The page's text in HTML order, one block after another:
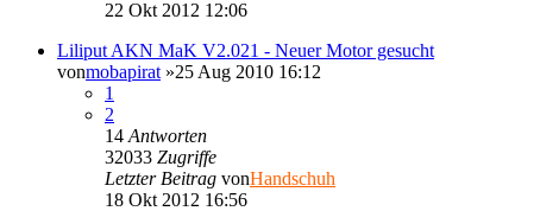
22 Okt 2012 12:06
Liliput AKN MaK V2.021 - Neuer Motor gesucht
vonmobapirat »25 Aug 2010 16:12
1
2
14 Antworten
32033 Zugriffe
Letzter Beitrag vonHandschuh
18 Okt 2012 16:56